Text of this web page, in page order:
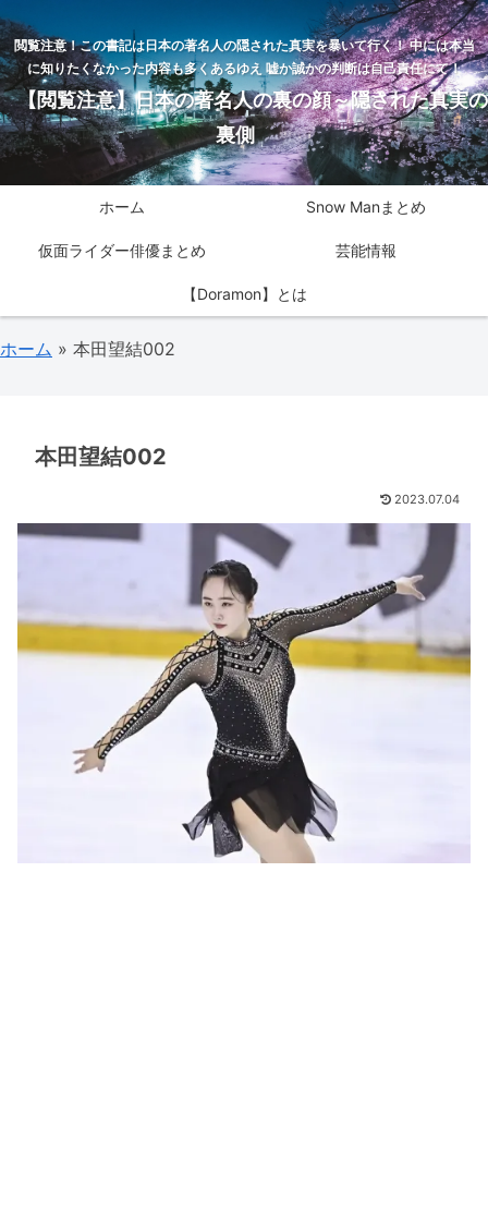
閲覧注意！この書記は日本の著名人の隠された真実を暴いて行く！ 中には本当
に知りたくなかった内容も多くあるゆえ 嘘か誠かの判断は自己責任にて！
【閲覧注意】日本の著名人の裏の顔～隠された真実の
裏側
ホーム Snow Manまとめ
仮面ライダー俳優まとめ 芸能情報
【Doramon】とは
ホーム » 本田望結002
本田望結002
2023.07.04